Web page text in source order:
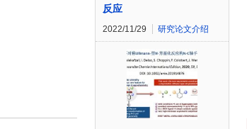
反应
2022/11/29 研究论文介绍